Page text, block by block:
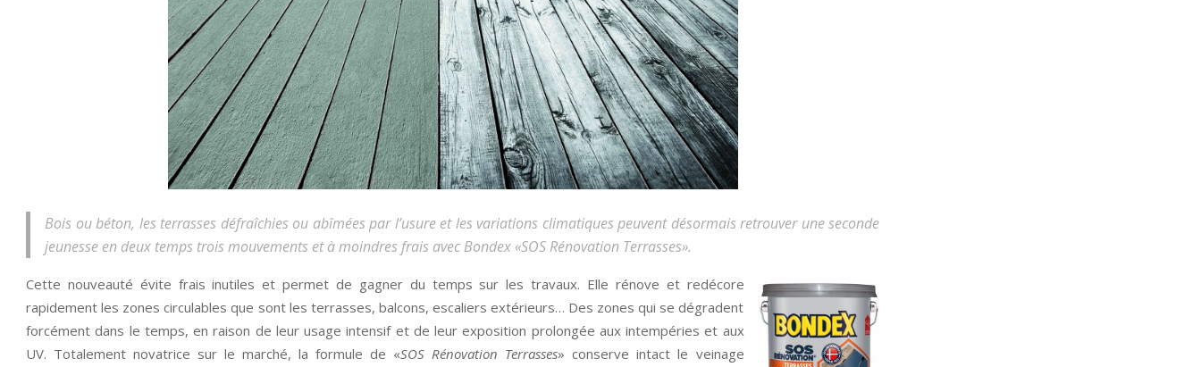
Bois ou béton, les terrasses défraîchies ou abîmées par l’usure et les variations climatiques peuvent désormais retrouver une seconde
jeunesse en deux temps trois mouvements et à moindres frais avec Bondex «SOS Rénovation Terrasses».
Cette nouveauté évite frais inutiles et permet de gagner du temps sur les travaux. Elle rénove et redécore
rapidement les zones circulables que sont les terrasses, balcons, escaliers extérieurs… Des zones qui se dégradent
forcément dans le temps, en raison de leur usage intensif et de leur exposition prolongée aux intempéries et aux
UV. Totalement novatrice sur le marché, la formule de «SOS Rénovation Terrasses» conserve intact le veinage